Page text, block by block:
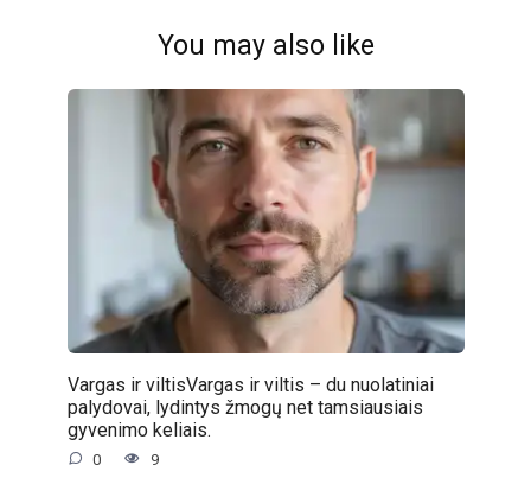
You may also like
Vargas ir viltisVargas ir viltis – du nuolatiniai
palydovai, lydintys žmogų net tamsiausiais
gyvenimo keliais.
0 9